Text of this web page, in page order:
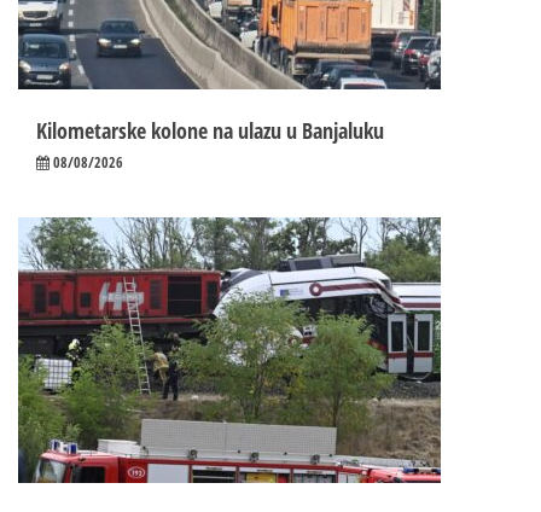
Kilometarske kolone na ulazu u Banjaluku
08/08/2026